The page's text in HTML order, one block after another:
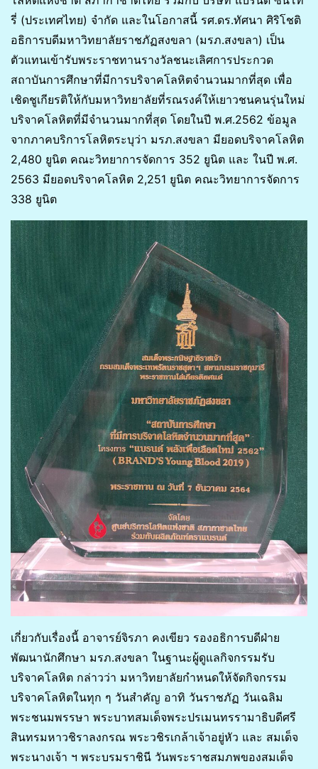
รี่ (ประเทศไทย) จำกัด และในโอกาสนี้ รศ.ดร.ทัศนา ศิริโชติ
อธิการบดีมหาวิทยาลัยราชภัฏสงขลา (มรภ.สงขลา) เป็น
ตัวแทนเข้ารับพระราชทานรางวัลชนะเลิศการประกวด
สถาบันการศึกษาที่มีการบริจาคโลหิตจำนวนมากที่สุด เพื่อ
เชิดชูเกียรติให้กับมหาวิทยาลัยที่รณรงค์ให้เยาวชนคนรุ่นใหม่
บริจาคโลหิตที่มีจำนวนมากที่สุด โดยในปี พ.ศ.2562 ข้อมูล
จากภาคบริการโลหิตระบุว่า มรภ.สงขลา มียอดบริจาคโลหิต
2,480 ยูนิต คณะวิทยาการจัดการ 352 ยูนิต และ ในปี พ.ศ.
2563 มียอดบริจาคโลหิต 2,251 ยูนิต คณะวิทยาการจัดการ
338 ยูนิต
เกี่ยวกับเรื่องนี้ อาจารย์จิรภา คงเขียว รองอธิการบดีฝ่าย
พัฒนานักศึกษา มรภ.สงขลา ในฐานะผู้ดูแลกิจกรรมรับ
บริจาคโลหิต กล่าวว่า มหาวิทยาลัยกำหนดให้จัดกิจกรรม
บริจาคโลหิตในทุก ๆ วันสำคัญ อาทิ วันราชภัฏ วันเฉลิม
พระชนมพรรษา พระบาทสมเด็จพระปรเมนทรรามาธิบดีศรี
สินทรมหาวชิราลงกรณ พระวชิรเกล้าเจ้าอยู่หัว และ สมเด็จ
พระนางเจ้า ฯ พระบรมราชินี วันพระราชสมภพของสมเด็จ